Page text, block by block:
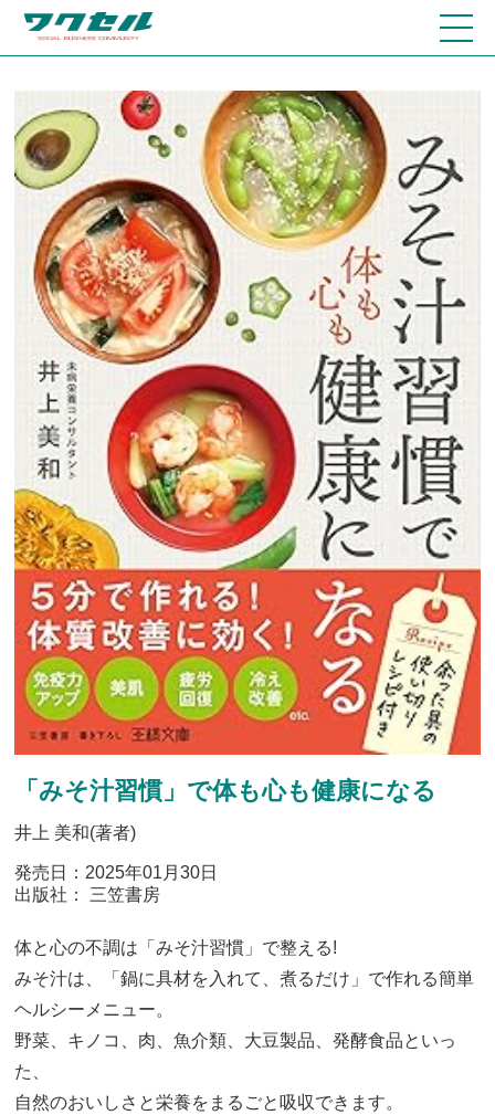
「みそ汁習慣」で体も心も健康になる
井上 美和(著者)
発売日：2025年01月30日
出版社： 三笠書房
体と心の不調は「みそ汁習慣」で整える!
みそ汁は、「鍋に具材を入れて、煮るだけ」で作れる簡単
ヘルシーメニュー。
野菜、キノコ、肉、魚介類、大豆製品、発酵食品といっ
た、
自然のおいしさと栄養をまるごと吸収できます。